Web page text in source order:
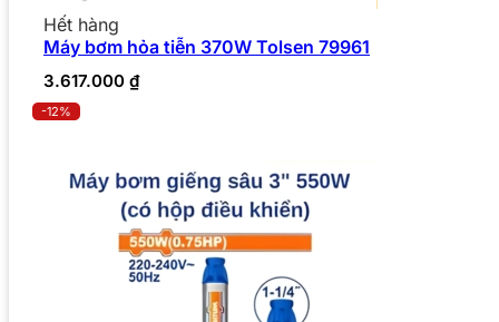
Hết hàng
Máy bơm hỏa tiễn 370W Tolsen 79961
3.617.000 ₫
-12%